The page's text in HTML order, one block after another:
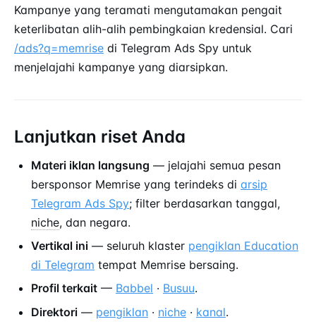
Kampanye yang teramati mengutamakan pengait
keterlibatan alih-alih pembingkaian kredensial. Cari
/ads?q=memrise di Telegram Ads Spy untuk
menjelajahi kampanye yang diarsipkan.
Lanjutkan riset Anda
Materi iklan langsung — jelajahi semua pesan
bersponsor Memrise yang terindeks di arsip
Telegram Ads Spy; filter berdasarkan tanggal,
niche, dan negara.
Vertikal ini — seluruh klaster pengiklan Education
di Telegram tempat Memrise bersaing.
Profil terkait — Babbel · Busuu.
Direktori — pengiklan · niche · kanal.